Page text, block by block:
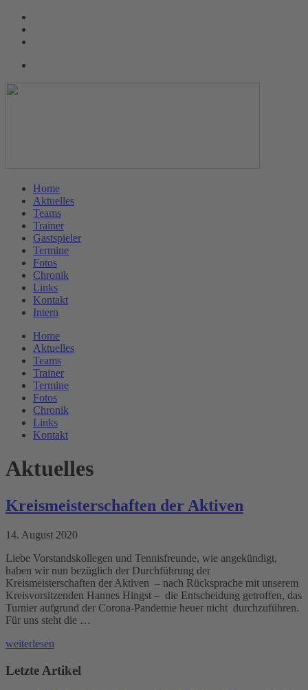
Home
Aktuelles
Teams
Trainer
Gastspieler
Termine
Fotos
Chronik
Links
Kontakt
Intern
Home
Aktuelles
Teams
Trainer
Termine
Fotos
Chronik
Links
Kontakt
Aktuelles
Kreismeisterschaften der Aktiven
14. August 2020
Liebe Vorstandskollegen und Tennisfreunde, wie angekündigt,
haben wir nun bezüglich der Durchführung der
Kreismeisterschaften der Aktiven – nach Rücksprache mit unserem
Kreisvorsitzenden Hannes Hingst – die Entscheidung getroffen, das
Turnier aufgrund der Corona-Pandemie heuer nicht durchzuführen.
Für uns steht die …
weiterlesen
Letzte Artikel